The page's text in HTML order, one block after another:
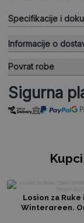
Specifikacije i
Informacije o
Povrat robe
Sigurna
Losion za
Wintergreen,